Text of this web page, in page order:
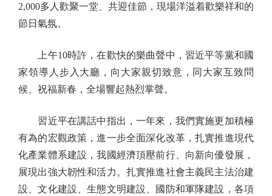
2,000多人歡聚一堂、共迎佳節，現場洋溢着歡樂祥和的
節日氣氛。
上午10時許，在歡快的樂曲聲中，習近平等黨和國
家領導人步入大廳，向大家親切致意，同大家互致問
候、祝福新春，全場響起熱烈掌聲。
習近平在講話中指出，一年來，我們實施更加積極
有為的宏觀政策，進一步全面深化改革，扎實推進現代
化產業體系建設，我國經濟頂壓前行、向新向優發展，
展現出強大韌性和活力。扎實推進社會主義民主法治建
設、文化建設、生態文明建設、國防和軍隊建設，各項